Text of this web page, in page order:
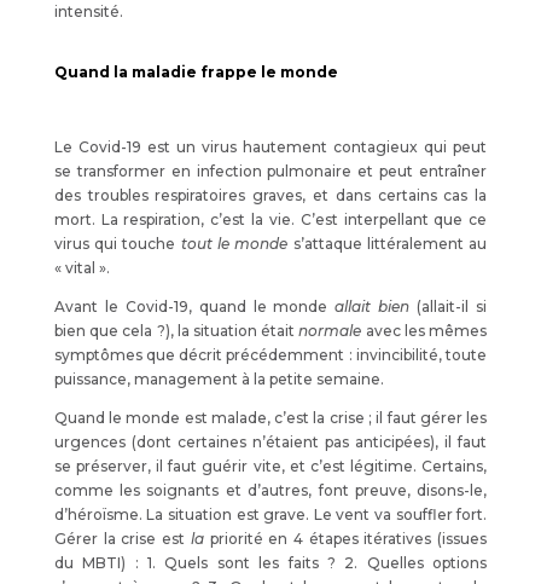
intensité.
Quand la maladie frappe le monde
Le Covid-19 est un virus hautement contagieux qui peut
se transformer en infection pulmonaire et peut entraîner
des troubles respiratoires graves, et dans certains cas la
mort. La respiration, c’est la vie. C’est interpellant que ce
virus qui touche tout le monde s’attaque littéralement au
« vital ».
Avant le Covid-19, quand le mondeallait bien (allait-il si
bien que cela ?), la situation étaitnormale avec les mêmes
symptômes que décrit précédemment : invincibilité, toute
puissance, management à la petite semaine.
Quand le monde est malade, c’est la crise ; il faut gérer les
urgences (dont certaines n’étaient pas anticipées), il faut
se préserver, il faut guérir vite, et c’est légitime. Certains,
comme les soignants et d’autres, font preuve, disons-le,
d’héroïsme. La situation est grave. Le vent va souffler fort.
Gérer la crise est lapriorité en 4 étapes itératives (issues
du MBTI) : 1. Quels sont les faits ? 2. Quelles options